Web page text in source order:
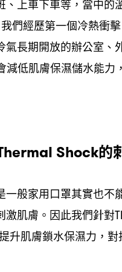
、上車下車等 ， 當中的
我們經歷第一個冷熱衝擊
氣長期開放的辦公室、
減低肌膚保濕儲水能力
Shock的
一般家用口罩其實也不
激肌膚。因此我們針對
升肌膚鎖水保濕力 ， 對